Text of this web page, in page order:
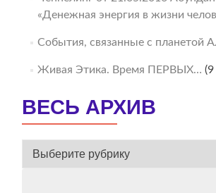
«Денежная энергия в жизни
События, связанные с планетой
Живая Этика. Время ПЕРВЫХ… (9
ВЕСЬ АРХИВ
ВЕСЬ